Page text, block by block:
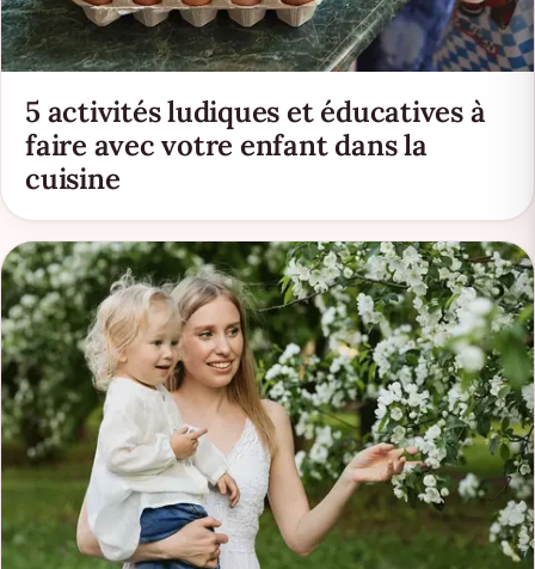
5 activités ludiques et éducatives à
faire avec votre enfant dans la
cuisine